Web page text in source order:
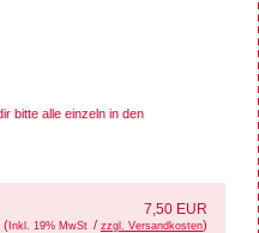
bitte alle einzeln in den
7,50 EUR
( Inkl. 19% MwSt / zzgl. Versandkosten)